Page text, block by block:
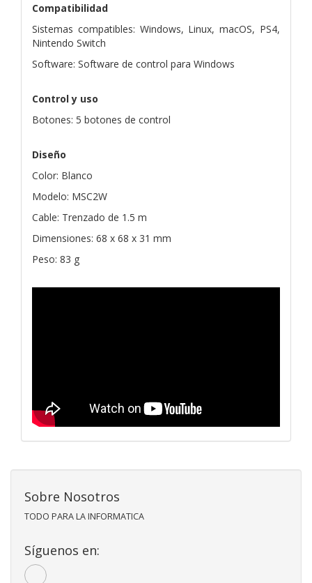
Compatibilidad
Sistemas compatibles: Windows, Linux, macOS, PS4,
Nintendo Switch
Software: Software de control para Windows
Control y uso
Botones: 5 botones de control
Diseño
Color: Blanco
Modelo: MSC2W
Cable: Trenzado de 1.5 m
Dimensiones: 68 x 68 x 31 mm
Peso: 83 g
Sobre Nosotros
TODO PARA LA INFORMATICA
Síguenos en: